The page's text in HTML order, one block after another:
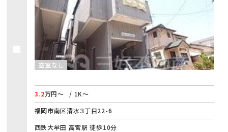
空室なし
3.2万円～
/ 1K～
福岡市南区清水３丁目22-6
西鉄大牟田 高宮駅 徒歩10分